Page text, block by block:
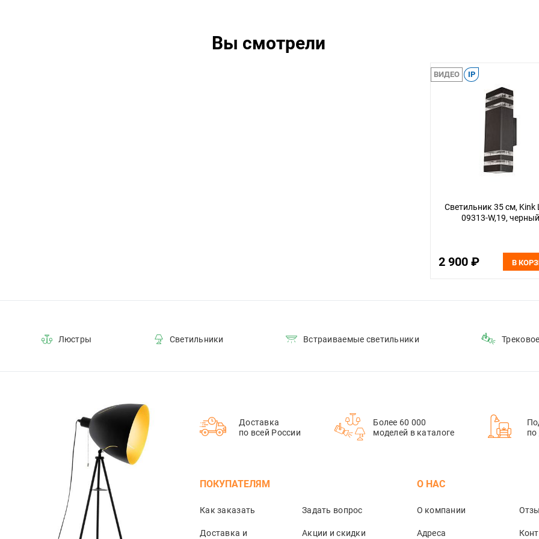
Вы смотрели
ВИДЕО IP
Светильник 35 см, Kink
09313-W,19, черный
2 900 ₽ В
Люстры Светильники Встраиваемые светильники
Доставка
по всей России
Более 60 000
моделей в каталоге
по
ПОКУПАТЕЛЯМ
Как заказать Задать вопрос
Доставка и Акции и скидки
О НАС
О компании
Адреса